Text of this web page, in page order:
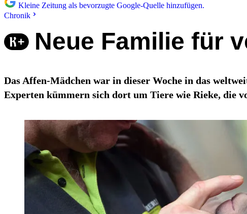
Kleine Zeitung als bevorzugte Google-Quelle hinzufügen.
Chronik
Neue Familie für
Das Affen-Mädchen war in dieser Woche in das
Experten kümmern sich dort um Tiere wie Rieke, die